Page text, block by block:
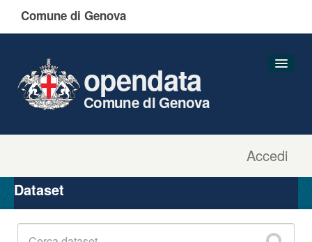
Comune di Genova
Accedi
opendata
Comune di Genova
Organizzazioni
Gruppi
Dataset